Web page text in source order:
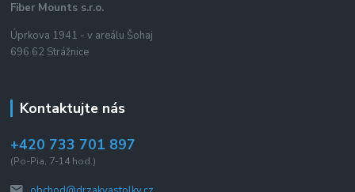
Fiber Mounts s.r.o.
Úprkova 1941 - v areálu Šohaj
696 62 Strážnice
Kontaktujte nás
+420 733 701 897
(Po-Pia, 7-14 hod.)